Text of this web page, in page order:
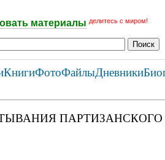
материалы делитесь с миром!
КнигиФотоФайлыДневники
ПАРТИЗАНСКОГО